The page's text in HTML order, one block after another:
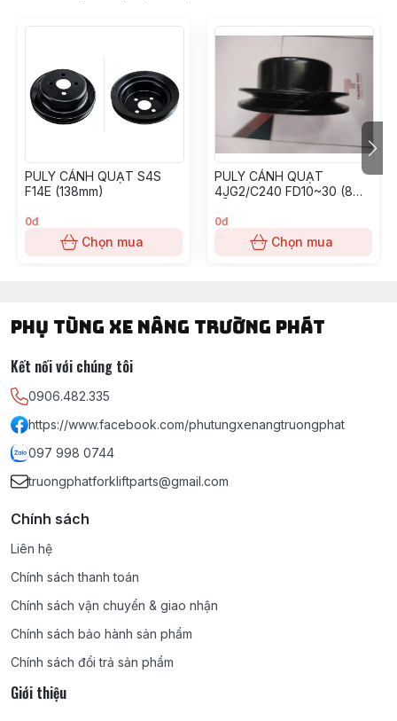
PULY CÁNH QUẠT S4S
F14E (138mm)
0đ
Chọn mua
PULY CÁNH QUẠT
4JG2/C240 FD10~30 (8
0đ
Chọn mua
PHỤ TÙNG XE NÂNG TRƯỜNG PHÁT
Kết nối với chúng tôi
0906.482.335
https://www.facebook.com/phutungxenangtruongphat
097 998 0744
truongphatforkliftparts@gmail.com
Chính sách
Liên hệ
Chính sách thanh toán
Chính sách vận chuyển & giao nhận
Chính sách bảo hành sản phẩm
Chính sách đổi trả sản phẩm
Giới thiệu